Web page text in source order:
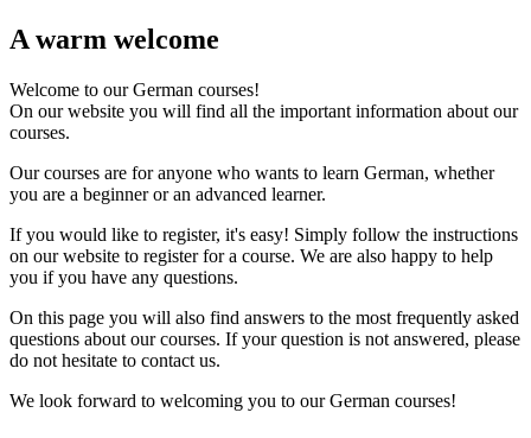
A warm welcome
Welcome to our German courses!
On our website you will find all the important information about our
courses.
Our courses are for anyone who wants to learn German, whether
you are a beginner or an advanced learner.
If you would like to register, it's easy! Simply follow the instructions
on our website to register for a course. We are also happy to help
you if you have any questions.
On this page you will also find answers to the most frequently asked
questions about our courses. If your question is not answered, please
do not hesitate to contact us.
We look forward to welcoming you to our German courses!